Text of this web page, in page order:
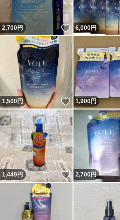
2,700円 いいね！
6,000円
1,500円 いいね！
1,900円
1,449円 いいね！
2,700円